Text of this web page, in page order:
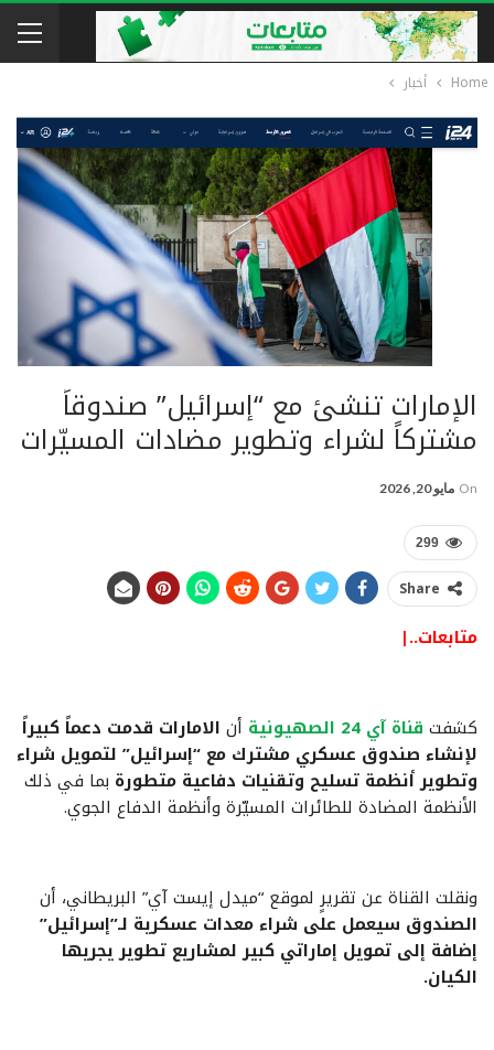
Home أخبار
الإمارات تنشئ مع “إسرائيل” صندوقاً
مشتركاً لشراء وتطوير مضادات المسيّرات
On مايو 20, 2026
299
Share
متابعات..|
كشفت قناة آي 24 الصهيونية أن الامارات قدمت دعماً كبيراً
لإنشاء صندوق عسكري مشترك مع “إسرائيل” لتمويل شراء
وتطوير أنظمة تسليح وتقنيات دفاعية متطورة بما في ذلك
الأنظمة المضادة للطائرات المسيّرة وأنظمة الدفاع الجوي.
ونقلت القناة عن تقريرٍ لموقع “ميدل إيست آي” البريطاني، أن
الصندوق سيعمل على شراء معدات عسكرية لـ”إسرائيل”
إضافة إلى تمويل إماراتي كبير لمشاريع تطوير يجريها
الكيان.